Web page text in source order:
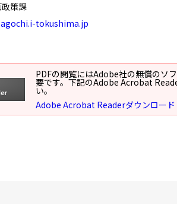
策課
tokushima.jp
PDFの閲覧にはAdobe社の無償のソ
要です。下記のAdobe Acrobat
い。
Adobe Acrobat Readerダウンロード